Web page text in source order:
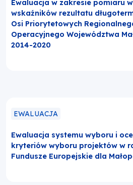
Ewaluacja w zakresie pomiaru
wskaźników rezultatu
Osi Priorytetowych
Operacyjnego Województwa
2014-2020
EWALUACJA
Ewaluacja systemu wyboru i
kryteriów wyboru projektów w
Fundusze Europejskie dla